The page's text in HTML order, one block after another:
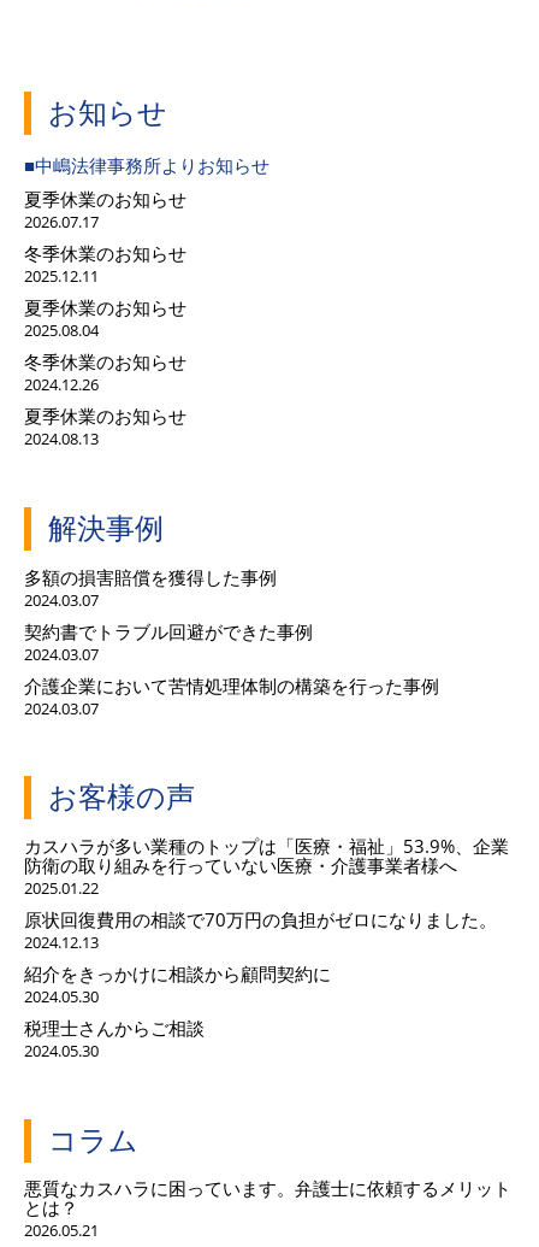
お知らせ
■中嶋法律事務所よりお知らせ
夏季休業のお知らせ
2026.07.17
冬季休業のお知らせ
2025.12.11
夏季休業のお知らせ
2025.08.04
冬季休業のお知らせ
2024.12.26
夏季休業のお知らせ
2024.08.13
解決事例
多額の損害賠償を獲得した事例
2024.03.07
契約書でトラブル回避ができた事例
2024.03.07
介護企業において苦情処理体制の構築を行った事例
2024.03.07
お客様の声
カスハラが多い業種のトップは「医療・福祉」53.9%、企業
防衛の取り組みを行っていない医療・介護事業者様へ
2025.01.22
原状回復費用の相談で70万円の負担がゼロになりました。
2024.12.13
紹介をきっかけに相談から顧問契約に
2024.05.30
税理士さんからご相談
2024.05.30
コラム
悪質なカスハラに困っています。弁護士に依頼するメリット
とは？
2026.05.21